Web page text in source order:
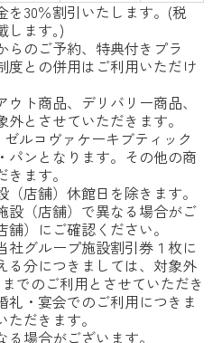
を30％割引いたします。(税
します｡)
らのご予約、特典付きプラ
度との併用はご利用いただけ
ト商品、デリバリー商品、
とさせていただきます。
ルコヴァケーキブティック
パンとなります。その他の商
ます。
店舗）休館日を除きます。
設（店舗）で異なる場合がご
）にご確認ください。
社グループ施設割引券１枚に
る分につきましては、対象外
でのご利用とさせていただき
礼・宴会でのご利用につきま
だきます。
場合がございます。